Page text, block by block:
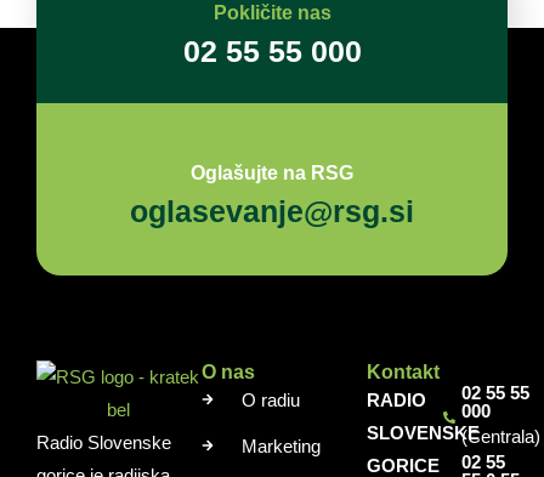
Pokličite nas
02 55 55 000
Oglašujte na RSG
oglasevanje@rsg.si
Radio Slovenske
O nas
O radiu
Marketing
Kontakt
RADIO
SLOVENSKE
GORICE
02 55 55
000
(Centrala)
02 55